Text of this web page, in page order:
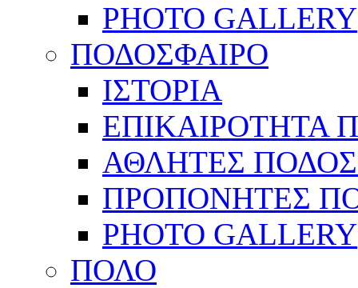
PHOTO GALLERY
ΠΟΔΟΣΦΑΙΡΟ
ΙΣΤΟΡΙΑ
ΕΠΙΚΑΙΡΟΤΗΤΑ
ΑΘΛΗΤΕΣ
ΠΡΟΠΟΝΗΤΕΣ
PHOTO GALLERY
ΠΟΛΟ